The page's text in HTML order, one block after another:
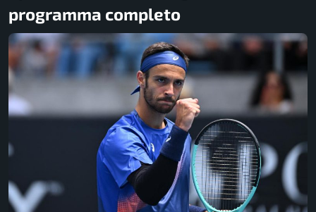
programma completo